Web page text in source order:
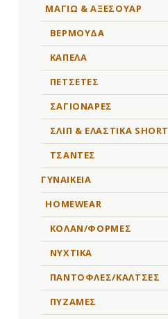
ΜΑΓΙΩ & ΑΞΕΣΟΥΑΡ
ΒΕΡΜΟΥΔΑ
ΚΑΠΕΛΑ
ΠΕΤΣΕΤΕΣ
ΣΑΓΙΟΝΑΡΕΣ
ΣΛΙΠ & ΕΛΑΣΤΙΚΑ SHORT
ΤΣΑΝΤΕΣ
ΓΥΝΑΙΚΕΙΑ
HOMEWEAR
ΚΟΛΑΝ/ΦΟΡΜΕΣ
ΝΥΧΤΙΚΑ
ΠΑΝΤΟΦΛΕΣ/ΚΑΛΤΣΕΣ
ΠΥΖΑΜΕΣ